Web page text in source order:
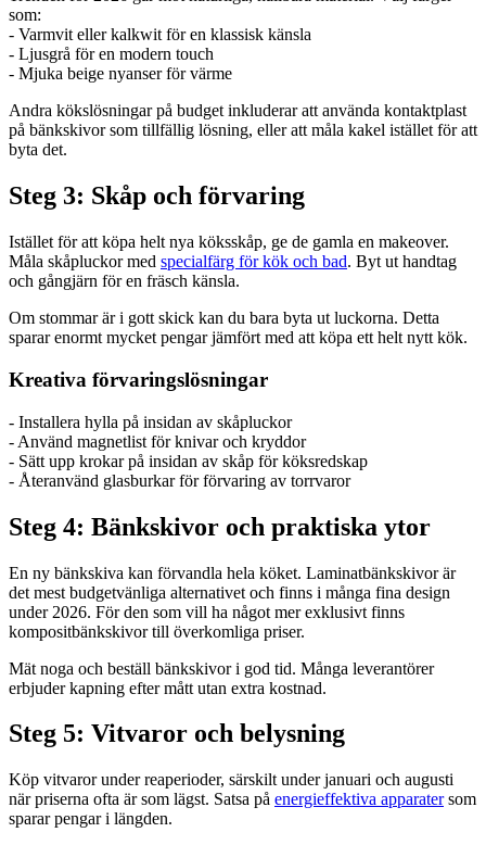
som:
- Varmvit eller kalkwit för en klassisk känsla
- Ljusgrå för en modern touch
- Mjuka beige nyanser för värme
Andra kökslösningar på budget inkluderar att använda kontaktplast
på bänkskivor som tillfällig lösning, eller att måla kakel istället för att
byta det.
Steg 3: Skåp och förvaring
Istället för att köpa helt nya köksskåp, ge de gamla en makeover.
Måla skåpluckor med specialfärg för kök och bad. Byt ut handtag
och gångjärn för en fräsch känsla.
Om stommar är i gott skick kan du bara byta ut luckorna. Detta
sparar enormt mycket pengar jämfört med att köpa ett helt nytt kök.
Kreativa förvaringslösningar
- Installera hylla på insidan av skåpluckor
- Använd magnetlist för knivar och kryddor
- Sätt upp krokar på insidan av skåp för köksredskap
- Återanvänd glasburkar för förvaring av torrvaror
Steg 4: Bänkskivor och praktiska ytor
En ny bänkskiva kan förvandla hela köket. Laminatbänkskivor är
det mest budgetvänliga alternativet och finns i många fina design
under 2026. För den som vill ha något mer exklusivt finns
kompositbänkskivor till överkomliga priser.
Mät noga och beställ bänkskivor i god tid. Många leverantörer
erbjuder kapning efter mått utan extra kostnad.
Steg 5: Vitvaror och belysning
Köp vitvaror under reaperioder, särskilt under januari och augusti
när priserna ofta är som lägst. Satsa på energieffektiva apparatersom
sparar pengar i längden.